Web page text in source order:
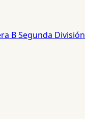
BSegunda División